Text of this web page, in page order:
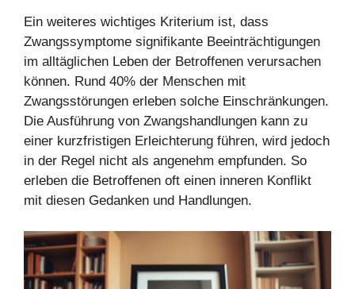
Ein weiteres wichtiges Kriterium ist, dass
Zwangssymptome signifikante Beeinträchtigungen
im alltäglichen Leben der Betroffenen verursachen
können. Rund 40% der Menschen mit
Zwangsstörungen erleben solche Einschränkungen.
Die Ausführung von Zwangshandlungen kann zu
einer kurzfristigen Erleichterung führen, wird jedoch
in der Regel nicht als angenehm empfunden. So
erleben die Betroffenen oft einen inneren Konflikt
mit diesen Gedanken und Handlungen.